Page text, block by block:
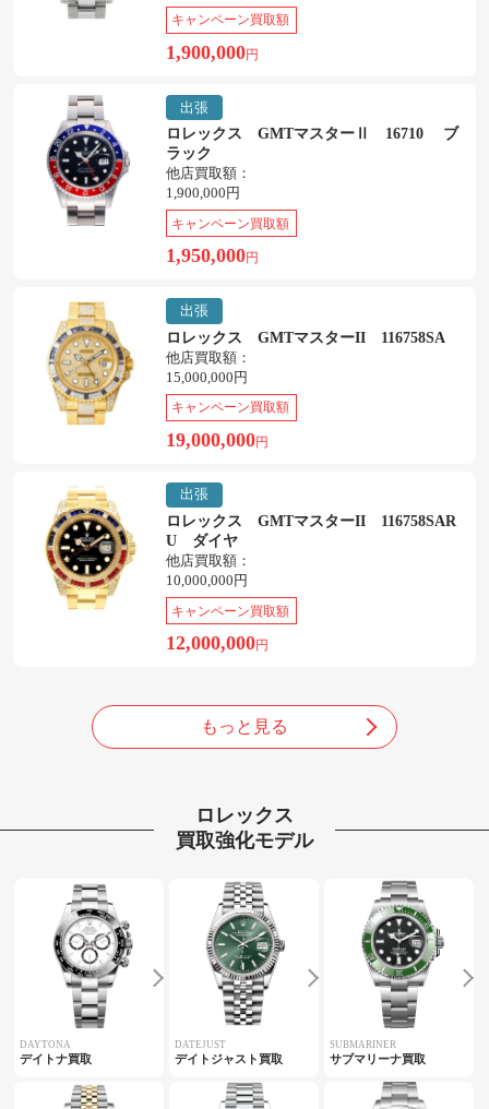
キャンペーン買取額
1,900,000円
出張
ロレックス GMTマスターⅡ 16710 ブ
ラック
他店買取額：
1,900,000円
キャンペーン買取額
1,950,000円
出張
ロレックス GMTマスターII 116758SA
他店買取額：
15,000,000円
キャンペーン買取額
19,000,000円
出張
ロレックス GMTマスターII 116758SAR
U ダイヤ
他店買取額：
10,000,000円
キャンペーン買取額
12,000,000円
もっと見る
ロレックス
買取強化モデル
DAYTONA
デイトナ買取
DATEJUST
デイトジャスト買取
SUBMARINER
サブマリーナ買取